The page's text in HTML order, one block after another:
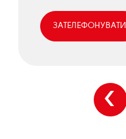
ЗАТЕЛЕФОНУВАТИ
‹